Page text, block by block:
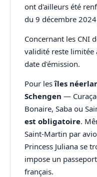
ont d'ailleurs été
du 9 décembre
Concernant les CNI
validité reste limitée
date d'émission.
Pour lesîles
Schengen —
Bonaire, Saba ou
est obligatoire.
Saint-Martin par
Princess Juliana se
impose un
français.